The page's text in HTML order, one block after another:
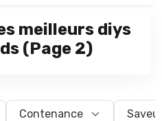
meilleurs diys
(Page 2)
Contenance